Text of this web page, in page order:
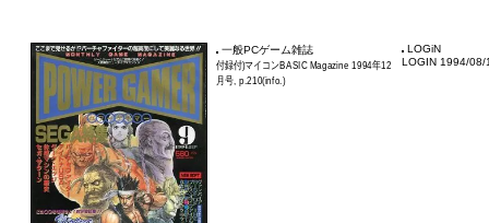
一般PCゲーム雑誌
付録付)マイコンBASIC Magazine 1994年12
月号, p.210(info.)
LOGiN
LOGIN 1994/08/